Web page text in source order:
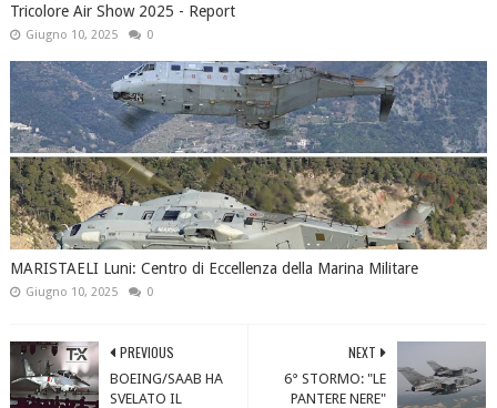
Tricolore Air Show 2025 - Report
Giugno 10, 2025 0
MARISTAELI Luni: Centro di Eccellenza della Marina Militare
Giugno 10, 2025 0
NEXT
6° STORMO: "LE
PANTERE NERE"
PREVIOUS
BOEING/SAAB HA
SVELATO IL